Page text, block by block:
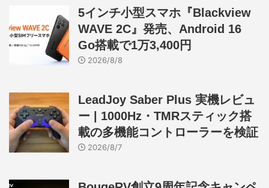
5インチ小型スマホ『Blackview
WAVE 2C』発売、Android 16
Go搭載で1万3,400円
2026/8/8
LeadJoy Saber Plus 実機レビュ
ー | 1000Hz・TMRスティック搭
載の多機能コントローラーを検証
2026/8/7